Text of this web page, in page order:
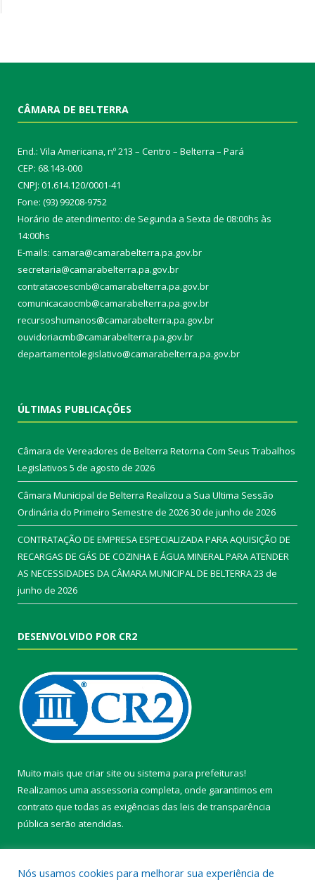
CÂMARA DE BELTERRA
End.: Vila Americana, nº 213 – Centro – Belterra – Pará
CEP: 68.143-000
CNPJ: 01.614.120/0001-41
Fone: (93) 99208-9752
Horário de atendimento: de Segunda a Sexta de 08:00hs às
14:00hs
E-mails: camara@camarabelterra.pa.gov.br
secretaria@camarabelterra.pa.gov.br
contratacoescmb@camarabelterra.pa.gov.br
comunicacaocmb@camarabelterra.pa.gov.br
recursoshumanos@camarabelterra.pa.gov.br
ouvidoriacmb@camarabelterra.pa.gov.br
departamentolegislativo@camarabelterra.pa.gov.br
ÚLTIMAS PUBLICAÇÕES
Câmara de Vereadores de Belterra Retorna Com Seus Trabalhos
Legislativos 5 de agosto de 2026
Câmara Municipal de Belterra Realizou a Sua Ultima Sessão
Ordinária do Primeiro Semestre de 202630 de junho de 2026
CONTRATAÇÃO DE EMPRESA ESPECIALIZADA PARA AQUISIÇÃO DE
RECARGAS DE GÁS DE COZINHA E ÁGUA MINERAL PARA ATENDER
AS NECESSIDADES DA CÂMARA MUNICIPAL DE BELTERRA23 de
junho de 2026
DESENVOLVIDO POR CR2
Muito mais que criar site ou sistema para prefeituras!
Realizamos uma assessoria completa, onde garantimos em
contrato que todas as exigências das leis de transparência
pública serão atendidas.
Nós usamos cookies para melhorar sua experiência de